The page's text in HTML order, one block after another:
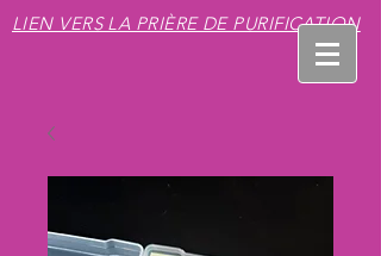
LIEN VERS LA PRIÈRE DE PURIFICATION